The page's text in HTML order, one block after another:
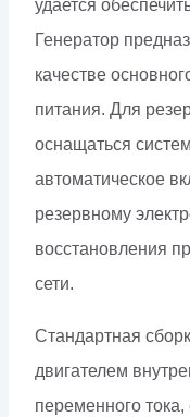
удается
Генератор
качестве
питания. Для
оснащаться
автоматическое
резервному
восстановления
сети.
Стандартная
двигателем
переменного